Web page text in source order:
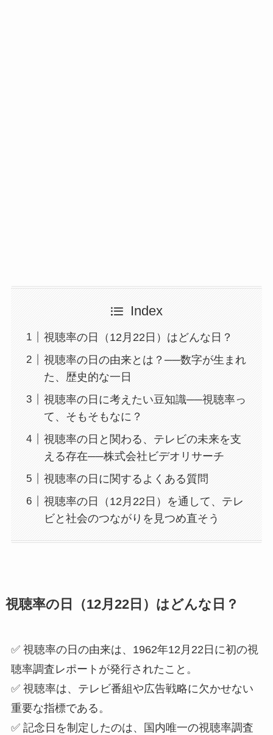
Index
視聴率の日（12月22日）はどんな日？
視聴率の日の由来とは？──数字が生まれ
た、歴史的な一日
視聴率の日に考えたい豆知識──視聴率っ
て、そもそもなに？
視聴率の日と関わる、テレビの未来を支
える存在──株式会社ビデオリサーチ
視聴率の日に関するよくある質問
視聴率の日（12月22日）を通して、テレ
ビと社会のつながりを見つめ直そう
視聴率の日（12月22日）はどんな日？
✅ 視聴率の日の由来は、1962年12月22日に初の視
聴率調査レポートが発行されたこと。
✅ 視聴率は、テレビ番組や広告戦略に欠かせない
重要な指標である。
✅ 記念日を制定したのは、国内唯一の視聴率調査